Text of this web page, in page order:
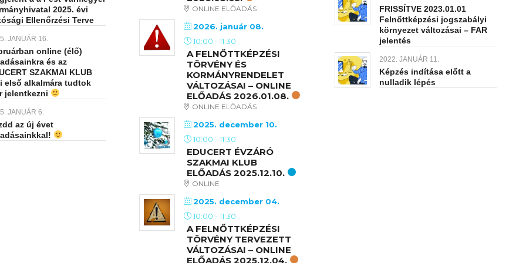
2025. évi
Ellenőrzési Terve
JANUÁR 16.
online (élő)
és az
SZAKMAI KLUB
első alkalmára tudtok
jelentkezni
JANUÁR 6.
az új évet
ONLINE ELŐADÁS
2026. január 08.
10:00 -11:30
A FELNŐTTKÉPZÉSI
TÖRVÉNY ÉS
KORMÁNYRENDELET
VÁLTOZÁSAI – ONLINE
ELŐADÁS 2026.01.08.
ONLINE ELŐADÁS
2025. december 10.
10:00 -11:30
EDUCERT ÉVZÁRÓ
SZAKMAI KLUB
ELŐADÁS 2025.12.10.
ONLINE
2025. december 04.
10:00 -11:30
A FELNŐTTKÉPZÉSI
TÖRVÉNY TERVEZETT
VÁLTOZÁSAI – ONLINE
ELŐADÁS 2025.12.04.
FRISSÍTVE 2023.01.01
Felnőttképzési jogszabályi
környezet változásai – FAR
jelentés
2022. JANUÁR 11.
Képzés indítása előtt a
nulladik lépés